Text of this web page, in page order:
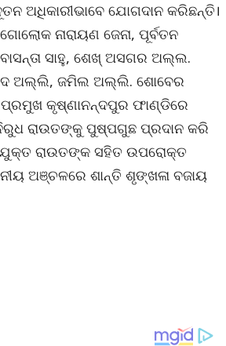
ଅଧିକାରୀଭାବେ ଯୋଗଦାନ କରିଛନ୍ତି।
ନାରାୟଣ ଜେନା, ପୂର୍ବତନ
ସାହୁ, ଶେଖ୍ ଅସଗର ଅଲ୍ଲ.
ଅଲ୍ଲି, ଜମିଲ ଅଲ୍ଲି. ଶୋବେର
କୃଷ୍ଣାନନ୍ଦପୁର ଫାଣ୍ଡିରେ
ରାଉତଙ୍କୁ ପୁଷ୍ପଗୁଛ ପ୍ରଦାନ କରି
ରାଉତଙ୍କ ସହିତ ଉପରୋକ୍ତ
ଅଞ୍ଚଳରେ ଶାନ୍ତି ଶୃଙ୍ଖଳା ବଜାୟ